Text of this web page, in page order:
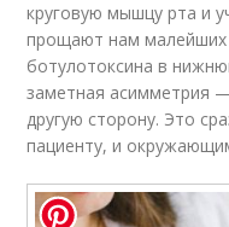
круговую мышцу рта и
прощают нам малейших
ботулотоксина в
заметная асимметрия
другую сторону. Это
пациенту, и